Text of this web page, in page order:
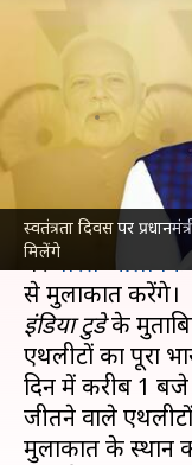
स्वतंत्रता दिवस पर
मिलेंगे
पेरिस
भारतीय
Aug 13, 2024
प्रधानमंत्रीनरेंद्र मोदी
परपेरिस ओलंपिक
इंडिया टुडेके
एथलीटों का पूरा
दिन में करीब 1
जीतने वाले एथलीटों
मुलाकात के स्थान